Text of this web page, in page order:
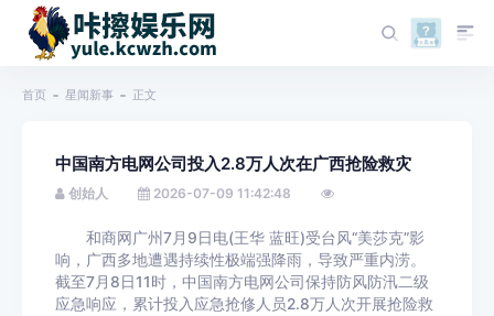
首页 星闻新事 正文
中国南方电网公司投入2.8万人次在广西抢险救灾
创始人 2026-07-09 11:42:48
和商网广州7月9日电(王华 蓝旺)受台风“美莎克”影
响，广西多地遭遇持续性极端强降雨，导致严重内涝。
截至7月8日11时，中国南方电网公司保持防风防汛二级
应急响应，累计投入应急抢修人员2.8万人次开展抢险救